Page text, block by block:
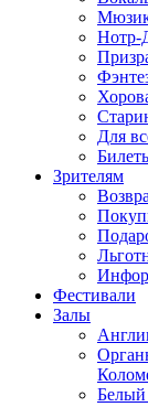
Нотр-
Для
Зрителям
Фестивали
Залы